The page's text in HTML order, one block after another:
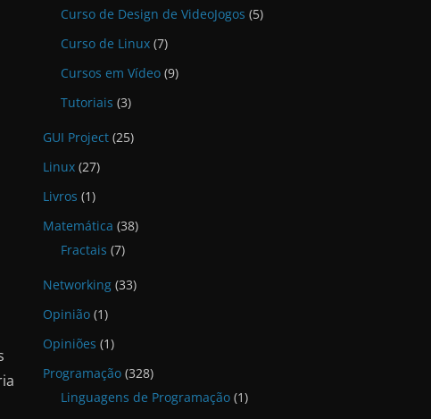
Curso de Design de VideoJogos (5)
Curso de Linux (7)
Cursos em Vídeo (9)
Tutoriais (3)
GUI Project (25)
Linux (27)
Livros (1)
Matemática (38)
Fractais (7)
Networking (33)
Opinião (1)
Opiniões (1)
Programação (328)
Linguagens de Programação (1)